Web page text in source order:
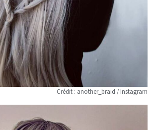
Crédit : another_braid / Instagram